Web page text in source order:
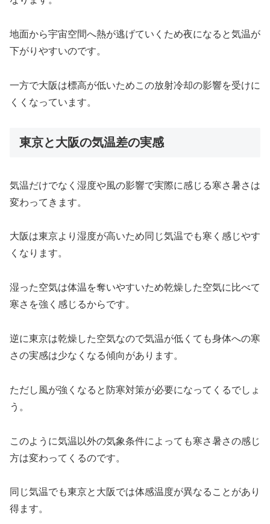
地面から宇宙空間へ熱が逃げていくため夜になると気温が
下がりやすいのです。
一方で大阪は標高が低いためこの放射冷却の影響を受けに
くくなっています。
東京と大阪の気温差の実感
気温だけでなく湿度や風の影響で実際に感じる寒さ暑さは
変わってきます。
大阪は東京より湿度が高いため同じ気温でも寒く感じやす
くなります。
湿った空気は体温を奪いやすいため乾燥した空気に比べて
寒さを強く感じるからです。
逆に東京は乾燥した空気なので気温が低くても身体への寒
さの実感は少なくなる傾向があります。
ただし風が強くなると防寒対策が必要になってくるでしょ
う。
このように気温以外の気象条件によっても寒さ暑さの感じ
方は変わってくるのです。
同じ気温でも東京と大阪では体感温度が異なることがあり
得ます。